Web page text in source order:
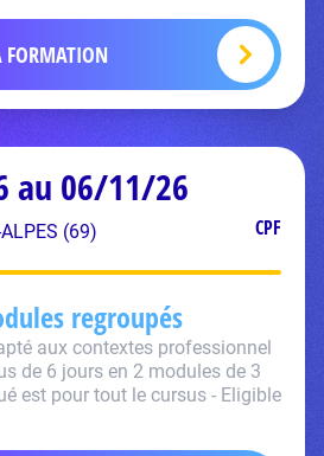
FORMATION
au 06/11/26
(69) CPF
regroupés
aux contextes professionnel
de 6 jours en 2 modules de 3
est pour tout le cursus - Eligible